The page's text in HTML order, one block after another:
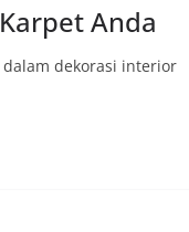
Anda
dekorasi interior